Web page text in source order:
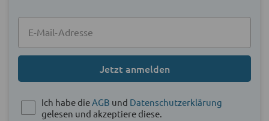
Jetzt anmelden
Ich habe die AGB und Datenschutzerklärung
gelesen und akzeptiere diese.